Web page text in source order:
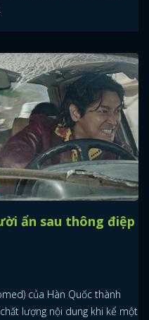
ẩn sau thông điệp
của Hàn Quốc thành
lượng nội dung khi kể một